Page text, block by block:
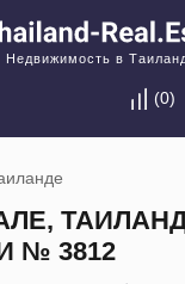
Недвижимость в
(0)
№ 3812